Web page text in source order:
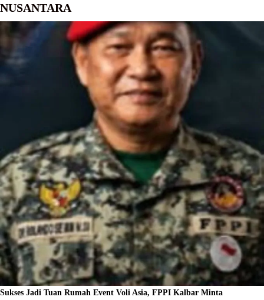
NUSANTARA
Sukses Jadi Tuan Rumah Event Voli Asia, FPPI Kalbar Minta